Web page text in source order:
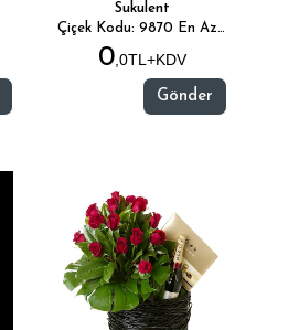
Sukulent
Çiçek Kodu: 9870 En Az 50 Adet Sipariş Gönderimi Yapıyoruz...(
0,0TL+KDV
Gönder